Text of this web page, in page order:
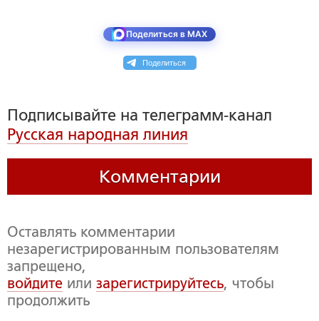
Поделиться в MAX
Поделиться
Подписывайте на телеграмм-канал
Русская народная линия
Комментарии
Оставлять комментарии
незарегистрированным пользователям
запрещено,
войдите или зарегистрируйтесь, чтобы
продолжить